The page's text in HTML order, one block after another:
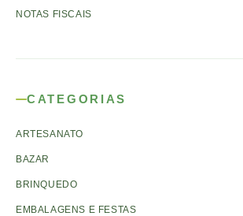
NOTAS FISCAIS
CATEGORIAS
ARTESANATO
BAZAR
BRINQUEDO
EMBALAGENS E FESTAS